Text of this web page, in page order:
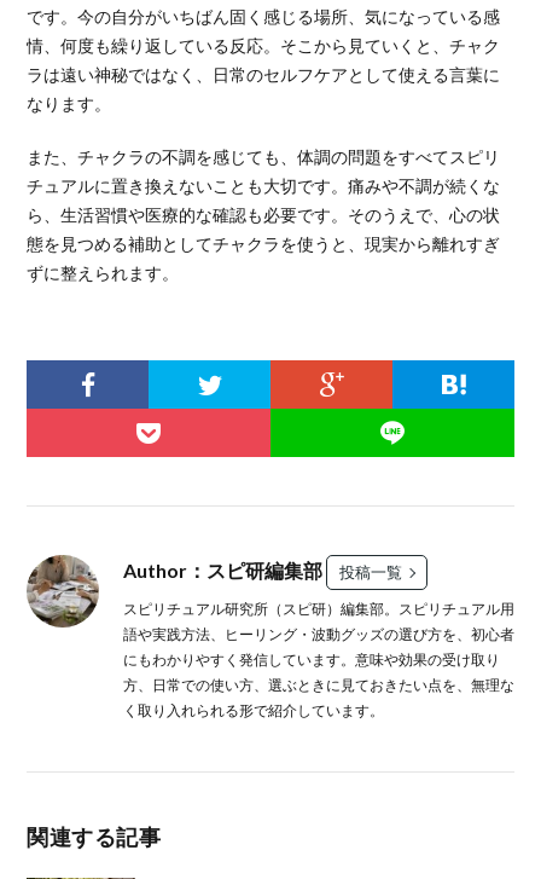
です。今の自分がいちばん固く感じる場所、気になっている感
情、何度も繰り返している反応。そこから見ていくと、チャク
ラは遠い神秘ではなく、日常のセルフケアとして使える言葉に
なります。
また、チャクラの不調を感じても、体調の問題をすべてスピリ
チュアルに置き換えないことも大切です。痛みや不調が続くな
ら、生活習慣や医療的な確認も必要です。そのうえで、心の状
態を見つめる補助としてチャクラを使うと、現実から離れすぎ
ずに整えられます。
Author：スピ研編集部 投稿一覧
スピリチュアル研究所（スピ研）編集部。スピリチュアル用
語や実践方法、ヒーリング・波動グッズの選び方を、初心者
にもわかりやすく発信しています。意味や効果の受け取り
方、日常での使い方、選ぶときに見ておきたい点を、無理な
く取り入れられる形で紹介しています。
関連する記事